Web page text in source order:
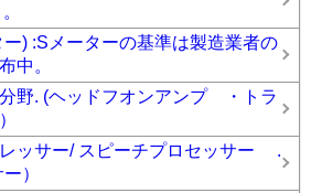
) :Sメーターの基準は製造業者の
中。
野. (ヘッドフオンアンプ ・トラ
ッサー/ スピーチプロセッサー .
）